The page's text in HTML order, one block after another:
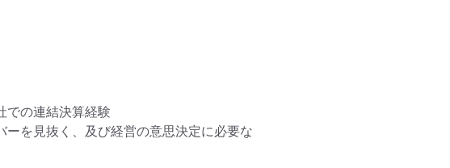
での連結決算経験
を見抜く、及び経営の意思決定に必要な